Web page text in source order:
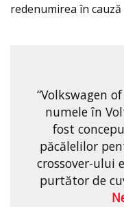
redenumirea în
“Volkswagen
numele în
fost
păcălelilor
crossover-ului
purtător de